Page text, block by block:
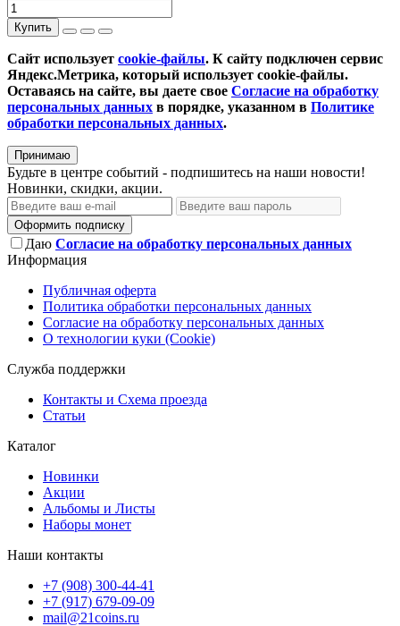
Купить
Сайт использует cookie-файлы. К cайту подключен сервис
Яндекс.Метрика, который использует cookie-файлы.
Оставаясь на сайте, вы даете свое Согласие на обработку
персональных данных в порядке, указанном в Политике
обработки персональных данных.
Принимаю
Будьте в центре событий - подпишитесь на наши новости!
Новинки, скидки, акции.
Оформить подписку
Даю Согласие на обработку персональных данных
Информация
Публичная оферта
Политика обработки персональных данных
Согласие на обработку персональных данных
О технологии куки (Cookie)
Служба поддержки
Контакты и Схема проезда
Статьи
Каталог
Новинки
Акции
Альбомы и Листы
Наборы монет
Наши контакты
+7 (908) 300-44-41
+7 (917) 679-09-09
mail@21coins.ru